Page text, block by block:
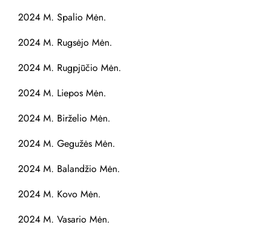
2024 M. Spalio Mėn.
2024 M. Rugsėjo Mėn.
2024 M. Rugpjūčio Mėn.
2024 M. Liepos Mėn.
2024 M. Birželio Mėn.
2024 M. Gegužės Mėn.
2024 M. Balandžio Mėn.
2024 M. Kovo Mėn.
2024 M. Vasario Mėn.